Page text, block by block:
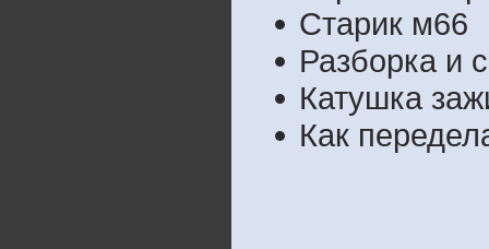
Старик м66
Разборка и
Катушка
Как